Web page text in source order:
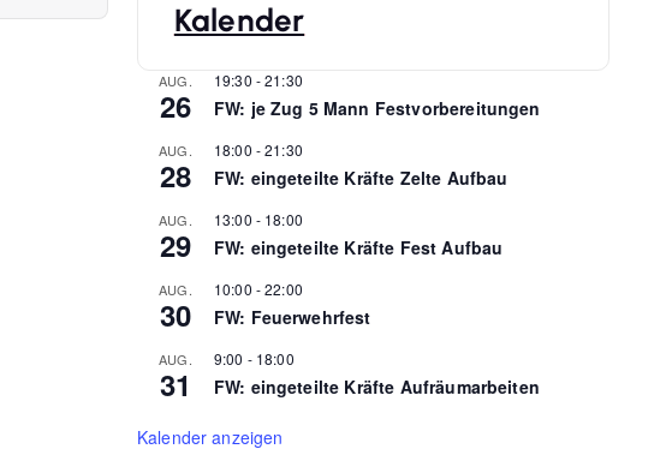
Kalender
AUG.
26
19:30 -21:30
FW: je Zug 5 Mann Festvorbereitungen
AUG.
28
18:00 -21:30
FW: eingeteilte Kräfte Zelte Aufbau
AUG.
29
13:00 - 18:00
FW: eingeteilte Kräfte Fest Aufbau
AUG.
30
10:00 -22:00
FW: Feuerwehrfest
AUG.
31
9:00 - 18:00
FW: eingeteilte Kräfte Aufräumarbeiten
Kalender anzeigen